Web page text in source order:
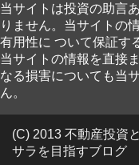
当サイトは投資の助言
りません。当サイトの
有用性に ついて保証す
当サイトの情報を直接
なる損害についても当
ん。
(C) 2013 不動産投資
サラを目指すブログ